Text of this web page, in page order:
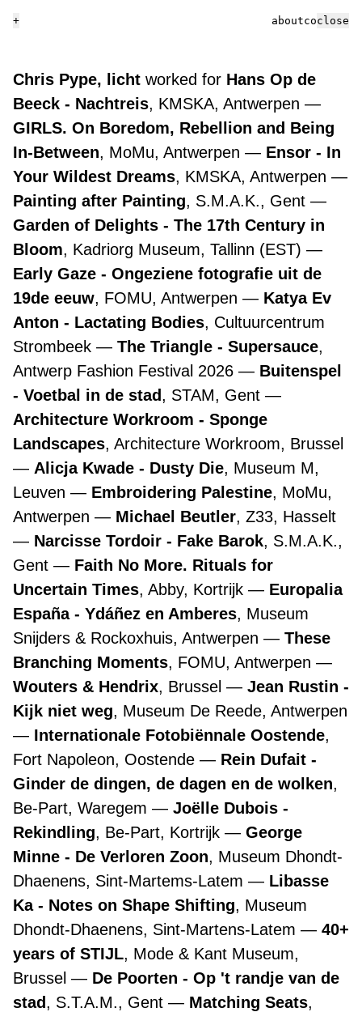
+ aboutcontact
Chris Pype, licht worked for Hans Op de
Beeck - Nachtreis, KMSKA, Antwerpen
GIRLS. On Boredom, Rebellion and Being
In-Between, MoMu, Antwerpen
Ensor - In
Your Wildest Dreams, KMSKA, Antwerpen
Painting after Painting, S.M.A.K., Gent
Garden of Delights - The 17th Century in
Bloom, Kadriorg Museum, Tallinn (EST)
Early Gaze - Ongeziene fotografie uit de
19de eeuw, FOMU, Antwerpen
Katya Ev
Anton - Lactating Bodies, Cultuurcentrum
Strombeek
The Triangle - Supersauce,
Antwerp Fashion Festival 2026
Buitenspel
- Voetbal in de stad, STAM, Gent
Architecture Workroom - Sponge
Landscapes, Architecture Workroom, Brussel
Alicja Kwade - Dusty Die, Museum M,
Leuven
Embroidering Palestine, MoMu,
Antwerpen
Michael Beutler, Z33, Hasselt
Narcisse Tordoir - Fake Barok, S.M.A.K.,
Gent
Faith No More. Rituals for
Uncertain Times, Abby, Kortrijk
Europalia
España - Ydáñez en Amberes, Museum
Snijders & Rockoxhuis, Antwerpen
These
Branching Moments, FOMU, Antwerpen
Wouters & Hendrix, Brussel
Jean Rustin -
Kijk niet weg, Museum De Reede, Antwerpen
Internationale Fotobiënnale Oostende,
Fort Napoleon, Oostende
Rein Dufait -
Ginder de dingen, de dagen en de wolken,
Be-Part, Waregem
Joëlle Dubois -
Rekindling, Be-Part, Kortrijk
George
Minne - De Verloren Zoon, Museum Dhondt-
Dhaenens, Sint-Martems-Latem
Libasse
Ka - Notes on Shape Shifting, Museum
Dhondt-Dhaenens, Sint-Martens-Latem
40+
years of STIJL, Mode & Kant Museum,
Brussel
De Poorten - Op 't randje van de
stad, S.T.A.M., Gent Matching Seats,
close